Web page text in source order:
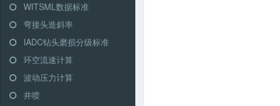
WITSML数据标准
弯接头造斜率
IADC钻头磨损分级标准
环空流速计算
波动压力计算
井喷